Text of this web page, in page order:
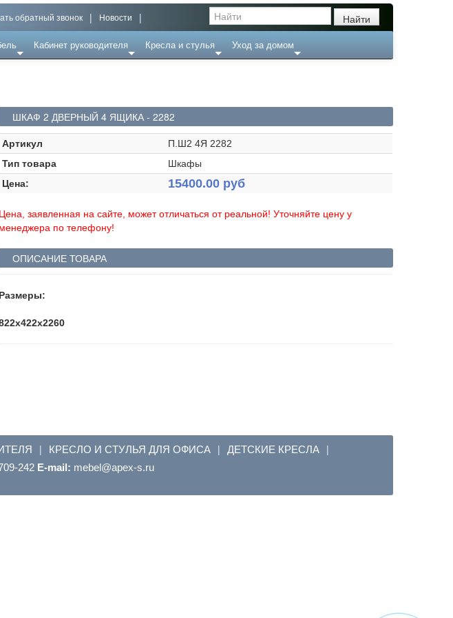
обратный звонок | Новости |
Кабинет руководителя Кресла и стулья Уход за домом
ШКАФ 2 ДВЕРНЫЙ 4 ЯЩИКА - 2282
Артикул
П.Ш2 4Я 2282
Тип товара
Шкафы
Цена:
15400.00 руб
Цена, заявленная на сайте, может отличаться от реальной! Уточняйте цену у
менеджера по телефону!
ОПИСАНИЕ ТОВАРА
Размеры:
| КРЕСЛО И СТУЛЬЯ ДЛЯ ОФИСА | ДЕТСКИЕ КРЕСЛА |
242 E-mail: ur.s-xepa@lebem